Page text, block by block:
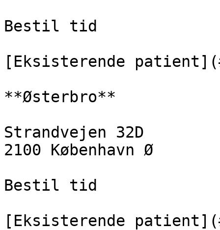
Bestil tid
[Eksisterende
**Østerbro**
Strandvejen 32D
2100 København Ø
Bestil tid
[Eksisterende